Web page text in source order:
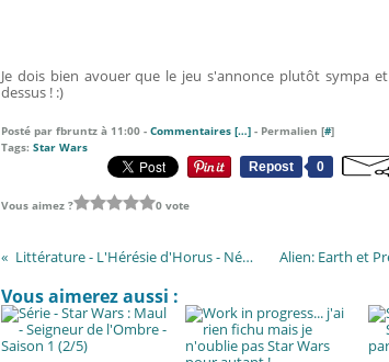
Je dois bien avouer que le jeu s'annonce plutôt sympa
dessus ! :)
Posté par fbruntz à 11:00 - Commentaires […] - Permalien [#]
Tags: Star Wars
Repost
0
Vous aimez ? 0 vote
Littérature - L'Hérésie d'Horus - Némésis (2/5)
Vous aimerez aussi :